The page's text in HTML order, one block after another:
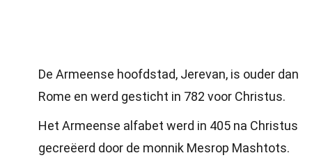
De Armeense hoofdstad, Jerevan, is ouder dan
Rome en werd gesticht in 782 voor Christus.
Het Armeense alfabet werd in 405 na Christus
gecreëerd door de monnik Mesrop Mashtots.